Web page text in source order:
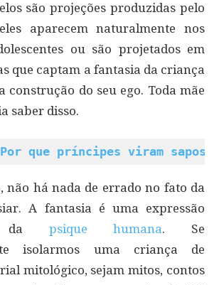
são projeções produzidas pelo
aparecem naturalmente nos
ou são projetados em
que captam a fantasia da criança
construção do seu ego. Toda mãe
saber disso.
Por que príncipes viram sapos
não há nada de errado no fato da
A fantasia é uma expressão
da psique humana. Se
isolarmos uma criança de
mitológico, sejam mitos, contos